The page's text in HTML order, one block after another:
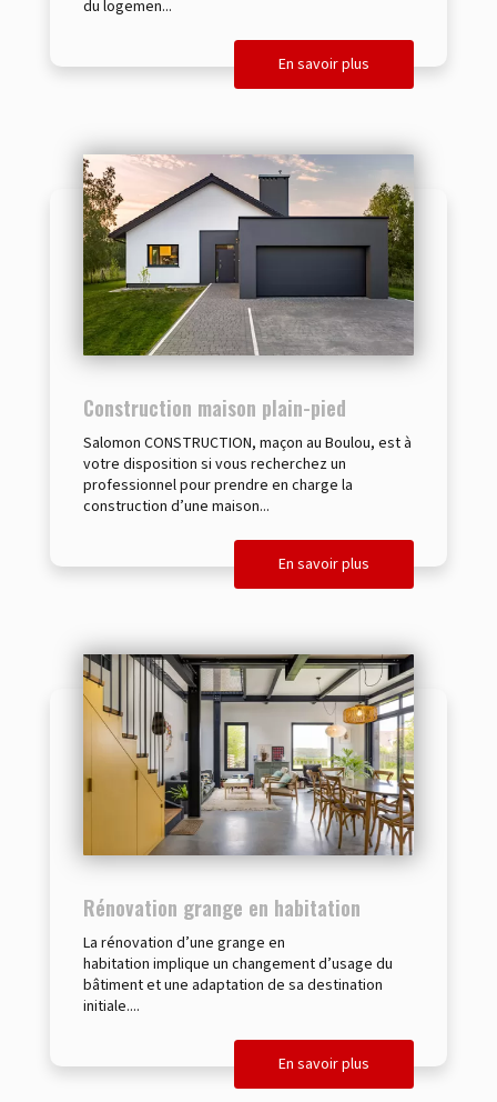
du logemen...
En savoir plus
Construction maison plain-pied
Salomon CONSTRUCTION, maçon au Boulou, est à
votre disposition si vous recherchez un
professionnel pour prendre en charge la
construction d’une maison...
En savoir plus
Rénovation grange en habitation
La rénovation d’une grange en
habitation implique un changement d’usage du
bâtiment et une adaptation de sa destination
initiale....
En savoir plus